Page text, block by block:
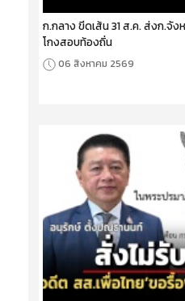
ก.กลาง ขีดเส้น 31 ส.ค. ส่งก.จัง
โกงสอบท้องถิ่น
06 สิงหาคม 2569